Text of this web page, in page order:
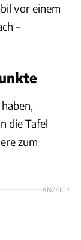
vor einem
–
die Tafel
zum
ANZEIGE